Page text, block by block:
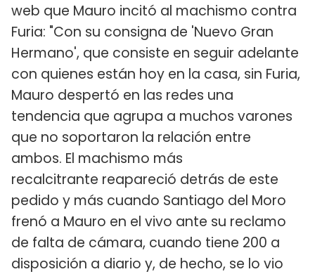
web que Mauro incitó al machismo contra
Furia: "Con su consigna de 'Nuevo Gran
Hermano', que consiste en seguir adelante
con quienes están hoy en la casa, sin Furia,
Mauro despertó en las redes una
tendencia que agrupa a muchos varones
que no soportaron la relación entre
ambos. El machismo más
recalcitrante reapareció detrás de este
pedido y más cuando Santiago del Moro
frenó a Mauro en el vivo ante su reclamo
de falta de cámara, cuando tiene 200 a
disposición a diario y, de hecho, se lo vio